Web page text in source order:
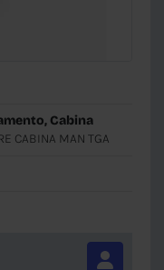
Cabina
CABINA MAN TGA